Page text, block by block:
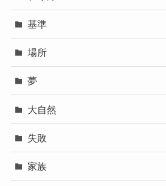
基準
場所
夢
大自然
失敗
家族